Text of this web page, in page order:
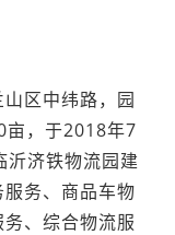
区中纬路，园
亩，于2018年7
沂济铁物流园建
务、商品车物
、综合物流服